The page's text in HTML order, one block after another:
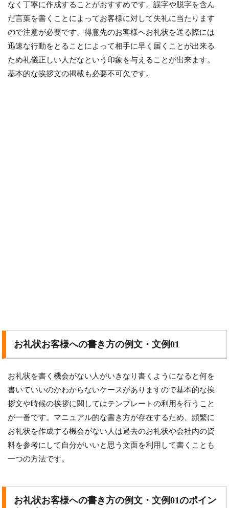
なく丁寧に作成することがおすすめです。誤字や脱字を含ん
だ言葉を書くことによってお客様に対して失礼に当たります
ので注意が必要です。得意先のお客様へお礼状を送る際には
迅速な行動をとることによって相手に早く届くことが出来る
ため礼儀正しい人だなという印象を与えることが出来ます。
基本的な挨拶文の掲載も必要不可欠です。
お礼状お客様への書き方の例文・文例01
お礼状を書く機会がない人がいきなり書くようになると何を
書いていいのかわからないケースがありますので基本的な挨
拶文や時候の挨拶に関してはテンプレートの利用を行うこと
が一番です。マニュアル的な書き方が存在するため、頻繁に
お礼状を作成する機会がない人は過去のお礼状や会社内の資
料を参考にして自分がいいと思う文面を利用して書くことも
一つの方法です。
お礼状お客様への書き方の例文・文例01のポイン